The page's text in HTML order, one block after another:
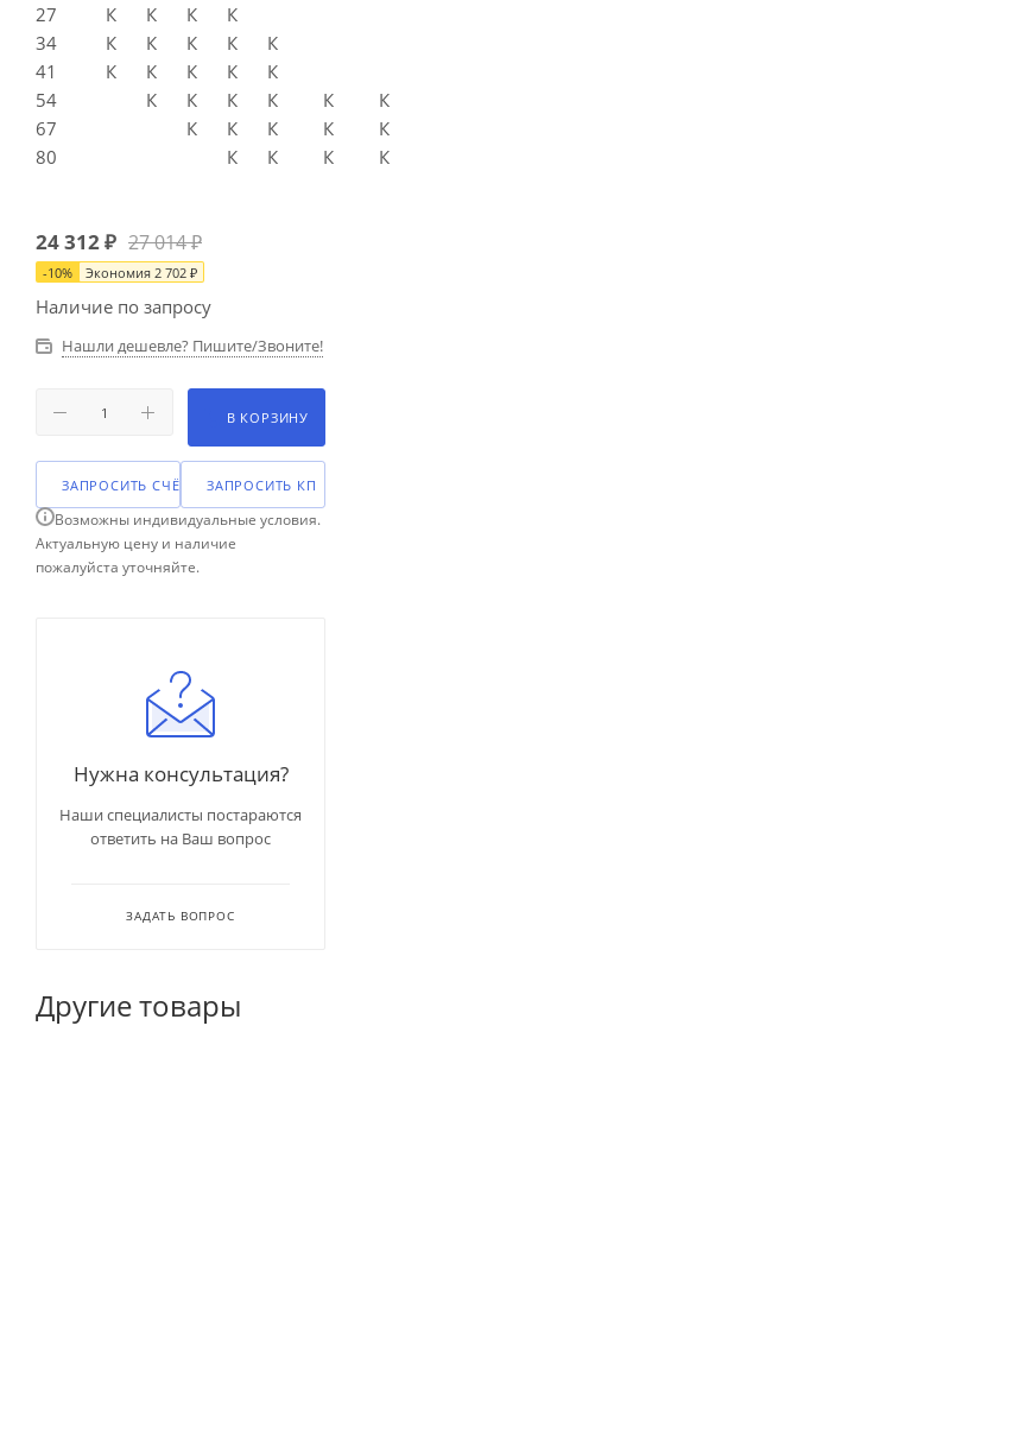
27
К К К
К
34
К К К К
К
41
К К К К
К
54
К К К К К
К
67
К К К К
К
80
К К К К
24 312₽ 27 014₽
-10% Экономия 2 702 ₽
Наличие по запросу
Нашли дешевле? Пишите/Звоните!
В КОРЗИНУ
ЗАПРОСИТЬ СЧЁТ ЗАПРОСИТЬ КП
Возможны индивидуальные условия.
Актуальную цену и наличие
пожалуйста уточняйте.
Нужна консультация?
Наши специалисты постараются
ответить на Ваш вопрос
ЗАДАТЬ ВОПРОС
Другие товары